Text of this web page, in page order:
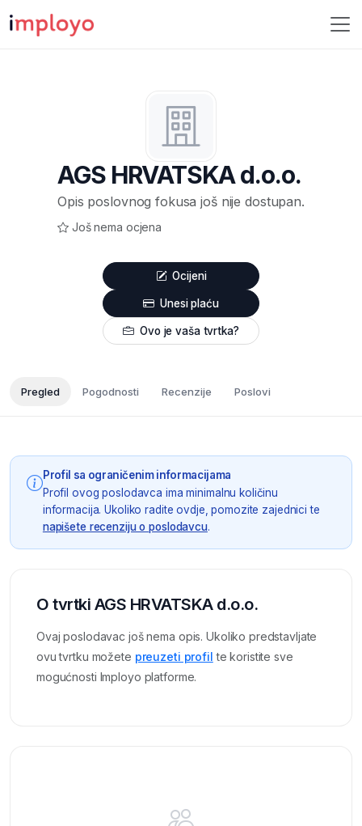
AGS HRVATSKA d.o.o.
Opis poslovnog fokusa još nije dostupan.
Još nema ocjena
Ocijeni
Unesi plaću
Ovo je vaša tvrtka?
Pregled Pogodnosti Recenzije Poslovi
Profil sa ograničenim informacijama
Profil ovog poslodavca ima minimalnu količinu
informacija. Ukoliko radite ovdje, pomozite zajednici te
napišete recenziju o poslodavcu.
O tvrtki AGS HRVATSKA d.o.o.
Ovaj poslodavac još nema opis. Ukoliko predstavljate
ovu tvrtku možete preuzeti profil te koristite sve
mogućnosti Imployo platforme.